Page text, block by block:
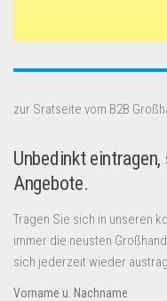
zur Sratseite vom B2B
Unbedinkt
Angebote.
Tragen Sie sich in unseren
immer die neusten
sich jederzeit wieder
Vorname u. Nachname